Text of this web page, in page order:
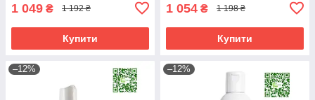
1 049 ₴ 1 192 ₴
Купити
1 054 ₴ 1 198 ₴
Купити
–12% –12%